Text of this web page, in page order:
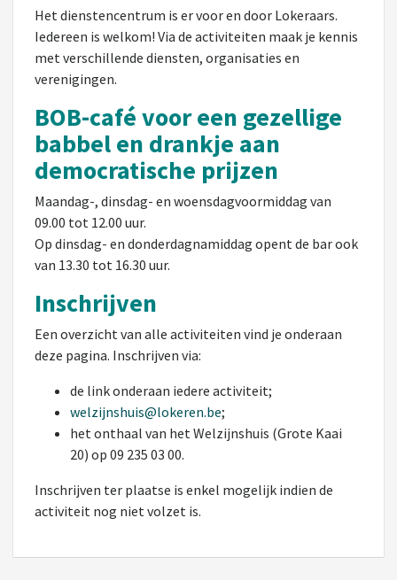
Het dienstencentrum is er voor en door Lokeraars.
Iedereen is welkom! Via de activiteiten maak je kennis
met verschillende diensten, organisaties en
verenigingen.
BOB-café voor een gezellige
babbel en drankje aan
democratische prijzen
Maandag-, dinsdag- en woensdagvoormiddag van
09.00 tot 12.00 uur.
Op dinsdag- en donderdagnamiddag opent de bar ook
van 13.30 tot 16.30 uur.
Inschrijven
Een overzicht van alle activiteiten vind je onderaan
deze pagina. Inschrijven via:
de link onderaan iedere activiteit;
welzijnshuis@lokeren.be;
het onthaal van het Welzijnshuis (Grote Kaai
20) op 09 235 03 00.
Inschrijven ter plaatse is enkel mogelijk indien de
activiteit nog niet volzet is.